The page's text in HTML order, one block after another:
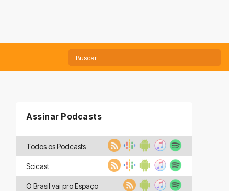
Assinar Podcasts
Todos os Podcasts
Scicast
O Brasil vai pro Espaço